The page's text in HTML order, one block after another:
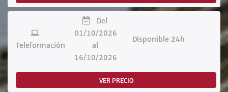
Teleformación
Del
01/10/2026
al
16/10/2026
Disponible 24h
VER PRECIO